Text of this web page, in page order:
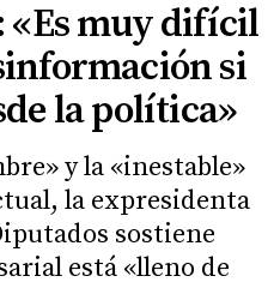
muy difícil
si
la política»
y la «inestable»
la expresidenta
sostiene
está «lleno de